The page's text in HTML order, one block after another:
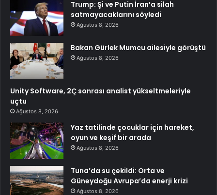
Trump: Şi ve Putin İran’a silah
satmayacaklarını söyledi
Ağustos 8, 2026
Bakan Gürlek Mumcu ailesiyle görüştü
Ağustos 8, 2026
Unity Software, 2Ç sonrası analist yükseltmeleriyle
uçtu
Ağustos 8, 2026
Yaz tatilinde çocuklar için hareket,
oyun ve keşif bir arada
Ağustos 8, 2026
Tuna’da su çekildi: Orta ve
Güneydoğu Avrupa’da enerji krizi
Ağustos 8, 2026